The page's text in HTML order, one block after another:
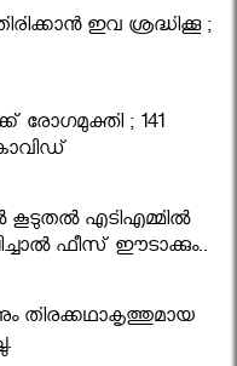
ഇവ ശ്രദ്ധിക്കൂ ;
രോഗമുക്തി ; 141
കൂടുതൽ എടിഎമ്മിൽ
ഫീസ് ഈടാക്കും..
തിരക്കഥാകൃത്തുമായ